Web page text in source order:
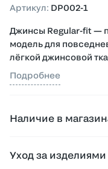
Артикул: DP002-1
Джинсы Regular-fit —
модель для
лёгкой джинсовой
которая сохраняет
течение всего дня.
естественный силуэт
прохладную погоду.
гарантирует
Подробнее
Наличие в
Уход за изделиями